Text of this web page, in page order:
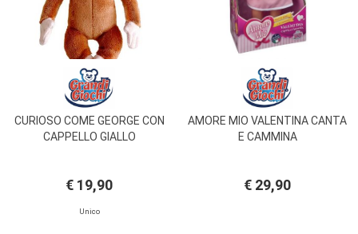
CURIOSO COME GEORGE CON
CAPPELLO GIALLO
€ 19,90
Unico
AMORE MIO VALENTINA CANTA
E CAMMINA
€ 29,90